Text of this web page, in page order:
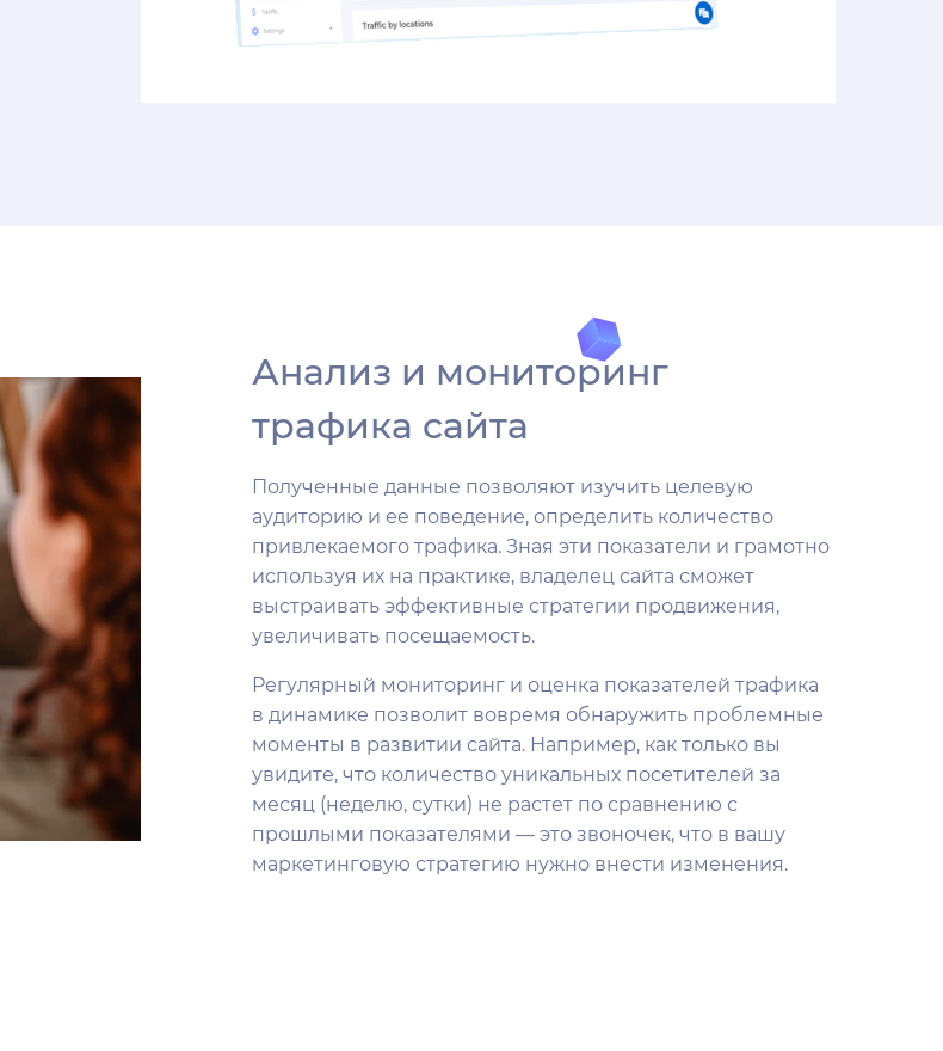
Анализ и мониторинг
трафика сайта
Полученные данные позволяют изучить целевую
аудиторию и ее поведение, определить количество
привлекаемого трафика. Зная эти показатели и грамотно
используя их на практике, владелец сайта сможет
выстраивать эффективные стратегии продвижения,
увеличивать посещаемость.
Регулярный мониторинг и оценка показателей трафика
в динамике позволит вовремя обнаружить проблемные
моменты в развитии сайта. Например, как только вы
увидите, что количество уникальных посетителей за
месяц (неделю, сутки) не растет по сравнению с
прошлыми показателями — это звоночек, что в вашу
маркетинговую стратегию нужно внести изменения.